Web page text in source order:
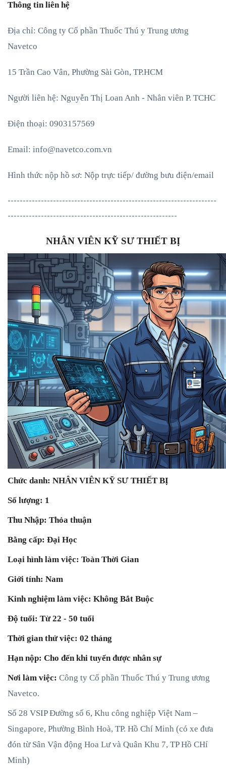
Thông tin liên hệ
Địa chỉ: Công ty Cổ phần Thuốc Thú y Trung ương
Navetco
15 Trần Cao Vân, Phường Sài Gòn, TP.HCM
Người liên hệ: Nguyễn Thị Loan Anh - Nhân viên P. TCHC
Điện thoại: 0903157569
Email: info@navetco.com.vn
Hình thức nộp hồ sơ: Nộp trực tiếp/ đường bưu điện/email
---------------------------------------------------------------------
--------------------------------------------------------
NHÂN VIÊN KỸ SƯ THIẾT BỊ
Chức danh: NHÂN VIÊN KỸ SƯ THIẾT BỊ
Số lượng: 1
Thu Nhập: Thỏa thuận
Bằng cấp: Đại Học
Loại hình làm việc: Toàn Thời Gian
Giới tính: Nam
Kinh nghiệm làm việc: Không Bắt Buộc
Độ tuổi: Từ 22 - 50 tuổi
Thời gian thử việc: 02 tháng
Hạn nộp: Cho đến khi tuyển được nhân sự
Nơi làm việc: Công ty Cổ phần Thuốc Thú y Trung ương
Navetco.
Số 28 VSIP Đường số 6, Khu công nghiệp Việt Nam –
Singapore, Phường Bình Hoà, TP. Hồ Chí Minh (có xe đưa
đón từ Sân Vận động Hoa Lư và Quân Khu 7, TP Hồ CHí
Minh)